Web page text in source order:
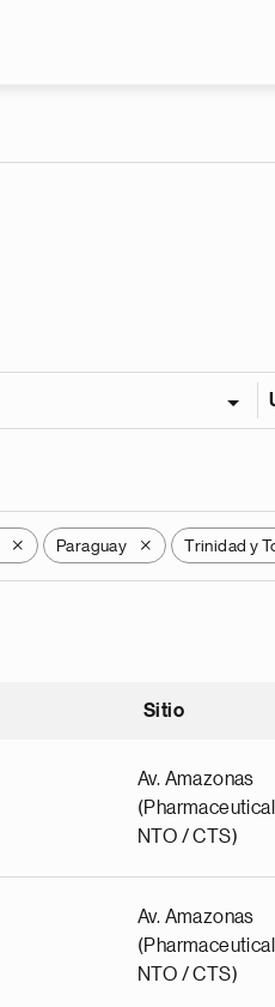
X Paraguay X Trinidad y
Sitio
Av. Amazonas
NTO / CTS)
Av. Amazonas
NTO / CTS)